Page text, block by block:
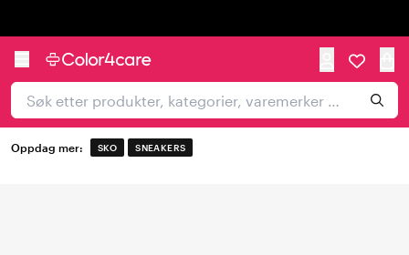
Oppdag mer: SKO SNEAKERS